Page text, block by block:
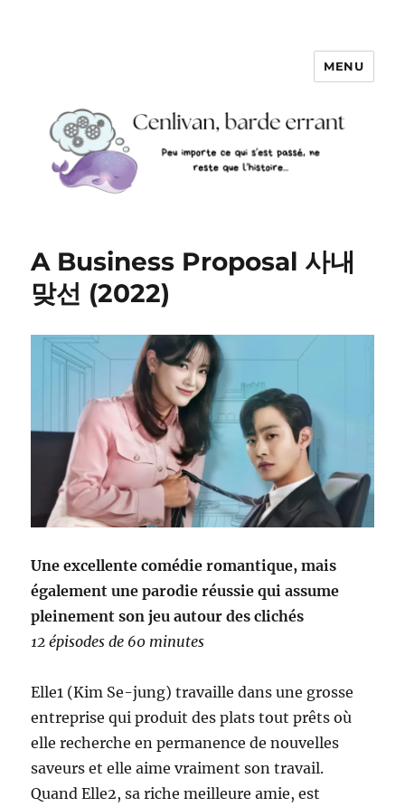
MENU
A Business Proposal 사내
맞선 (2022)
Une excellente comédie romantique, mais
également une parodie réussie qui assume
pleinement son jeu autour des clichés
12 épisodes de 60 minutes
Elle1 (Kim Se-jung) travaille dans une grosse
entreprise qui produit des plats tout prêts où
elle recherche en permanence de nouvelles
saveurs et elle aime vraiment son travail.
Quand Elle2, sa riche meilleure amie, est